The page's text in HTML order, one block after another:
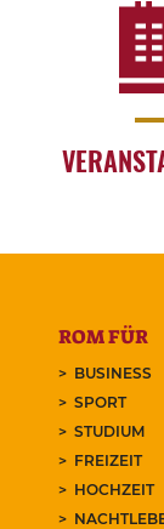
ROM FÜR
BUSINESS
SPORT
STUDIUM
FREIZEIT
HOCHZEIT